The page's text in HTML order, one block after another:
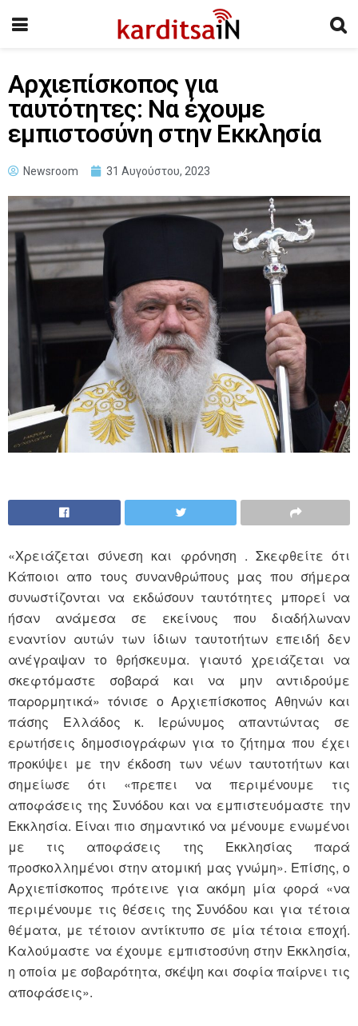
Αρχιεπίσκοπος για
ταυτότητες: Να έχουμε
εμπιστοσύνη στην Εκκλησία
Newsroom 31 Αυγούστου, 2023
«Χρειάζεται σύνεση και φρόνηση . Σκεφθείτε ότι
Κάποιοι απο τους συνανθρώπους μας που σήμερα
συνωστίζονται να εκδώσουν ταυτότητες μπορεί να
ήσαν ανάμεσα σε εκείνους που διαδήλωναν
εναντίον αυτών των ίδιων ταυτοτήτων επειδή δεν
ανέγραψαν το θρήσκευμα. γιαυτό χρειάζεται να
σκεφτόμαστε σοβαρά και να μην αντιδρούμε
παρορμητικά» τόνισε ο Αρχιεπίσκοπος Αθηνών και
πάσης Ελλάδος κ. Ιερώνυμος απαντώντας σε
ερωτήσεις δημοσιογράφων για το ζήτημα που έχει
προκύψει με την έκδοση των νέων ταυτοτήτων και
σημείωσε ότι «πρεπει να περιμένουμε τις
αποφάσεις της Συνόδου και να εμπιστευόμαστε την
Εκκλησία. Είναι πιο σημαντικό να μένουμε ενωμένοι
με τις αποφάσεις της Εκκλησίας παρά
προσκολλημένοι στην ατομική μας γνώμη». Επίσης, ο
Αρχιεπίσκοπος πρότεινε για ακόμη μία φορά «να
περιμένουμε τις θέσεις της Συνόδου και για τέτοια
θέματα, με τέτοιον αντίκτυπο σε μία τέτοια εποχή.
Καλούμαστε να έχουμε εμπιστοσύνη στην Εκκλησία,
η οποία με σοβαρότητα, σκέψη και σοφία παίρνει τις
αποφάσεις».